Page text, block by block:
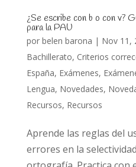
¿Se escribe con b o con v?
para la PAU
por belen barona | Nov 11,
Bachillerato, Criterios
España, Exámenes,
Lengua, Novedades,
Recursos, Recursos
Aprende las reglas del
errores en la